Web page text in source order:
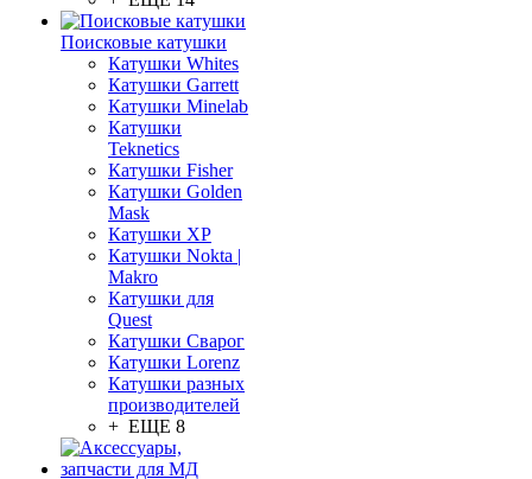
Поисковые катушки
Катушки Whites
Катушки Garrett
Катушки Minelab
Катушки
Teknetics
Катушки Fisher
Катушки Golden
Mask
Катушки XP
Катушки Nokta |
Makro
Катушки для
Quest
Катушки Сварог
Катушки Lorenz
Катушки разных
производителей
+ ЕЩЕ 8